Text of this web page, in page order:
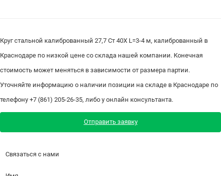
Круг стальной калиброванный 27,7 Ст 40Х L=3-4 м, калиброванный в
Краснодаре по низкой цене со склада нашей компании. Конечная
стоимость может меняться в зависимости от размера партии.
Уточняйте информацию о наличии позиции на складе в Краснодаре по
телефону +7 (861) 205-26-35, либо у онлайн консультанта.
Отправить заявку
Связаться с нами